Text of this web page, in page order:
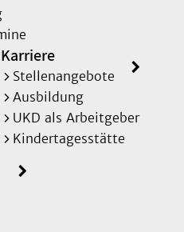
Karriere
Stellenangebote
Ausbildung
UKD als Arbeitgeber
Kindertagesstätte